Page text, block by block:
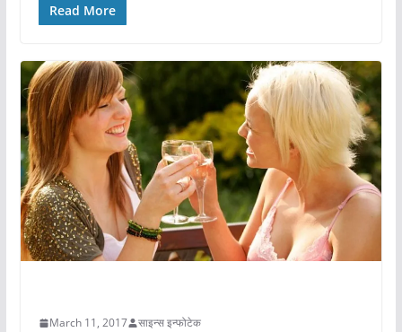
Read More
March 11, 2017 साइन्स इन्फोटेक